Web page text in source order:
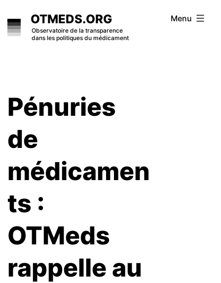
to
content
OTMEDS.ORG
Observatoire de la transparence
dans les politiques du médicament
Menu
Pénuries
de
médicamen
ts :
OTMeds
rappelle au